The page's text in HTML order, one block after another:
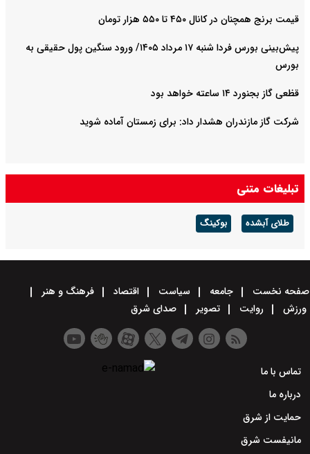
قیمت برنج همچنان در کانال ۴۵۰ تا ۵۵۰ هزار تومان
پیش‌بینی بورس فردا شنبه ۱۷ مرداد ۱۴۰۵/ ورود سنگین پول حقیقی به
بورس
قظعی گاز بجنورد ۱۴ ساعته خواهد بود
شرکت گاز مازندران هشدار داد: برای زمستان آماده شوید
تبلیغات متنی
طلای آبشده بوکینگ
صفحه نخست جامعه سیاست اقتصاد
فرهنگ و هنر
ورزش
روایت تصویر صدای شرق
تماس با ما
درباره ما
حمایت از شرق
مانیفست شرق